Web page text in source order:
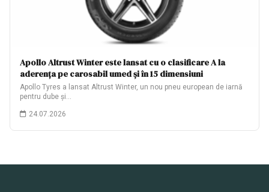
Apollo Altrust Winter este lansat cu o clasificare A la
aderența pe carosabil umed și în 15 dimensiuni
Apollo Tyres a lansat Altrust Winter, un nou pneu european de iarnă
pentru dube și…
24.07.2026